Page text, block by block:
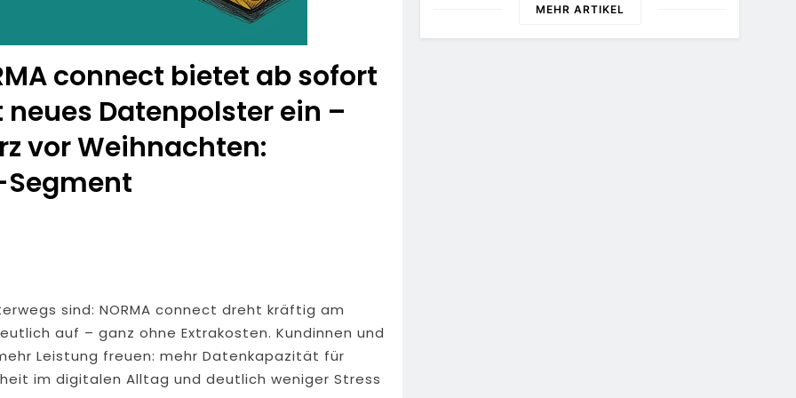
connect bietet ab sofort
Datenpolster ein –
vor Weihnachten:
sind: NORMA connect dreht kräftig am
auf – ganz ohne Extrakosten. Kundinnen und
Leistung freuen: mehr Datenkapazität für
im digitalen Alltag und deutlich weniger Stress
MEHR ARTIKEL